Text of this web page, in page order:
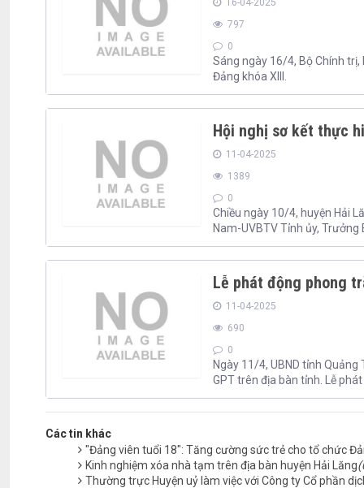
16-04-2025
797
0
Sáng ngày 16/4, Bộ Chính
Đảng khóa XIII.
Hội nghị sơ kết thực
11-04-2025
1389
0
Chiều ngày 10/4, huyện Hải
Nam-UVBTV Tỉnh ủy,
Lễ phát động phong
11-04-2025
690
0
Ngày 11/4, UBND tỉnh
GPT trên địa bàn tỉnh. Lễ
Các tin khác
"Đảng viên tuổi 18": Tăng cường sức trẻ cho tổ chức
Kinh nghiệm xóa nhà tạm trên địa bàn huyện Hải Lăng
Thường trực Huyện uỷ làm việc với Công ty Cổ phần